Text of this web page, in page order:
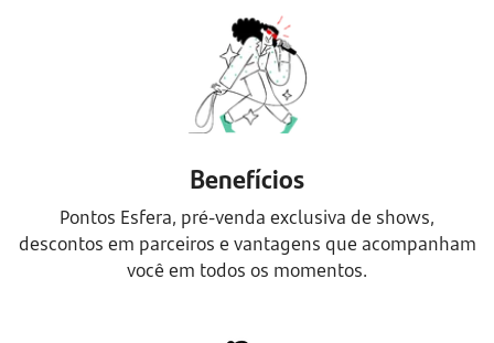
Benefícios
Pontos Esfera, pré-venda exclusiva de shows,
descontos em parceiros e vantagens que acompanham
você em todos os momentos.